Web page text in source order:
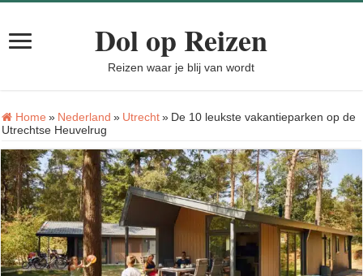
Dol op Reizen
Reizen waar je blij van wordt
Home » Nederland » Utrecht » De 10 leukste vakantieparken op de
Utrechtse Heuvelrug